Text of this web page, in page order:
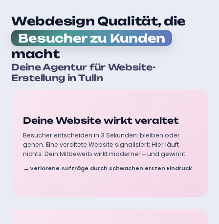
Webdesign Qualität, die
Besucher zu Kunden
macht
Deine Agentur für Website-
Erstellung in Tulln
Ohne professionelle Betreuung:
Deine Website wirkt veraltet
Besucher entscheiden in 3 Sekunden: bleiben oder
gehen. Eine veraltete Website signalisiert: Hier läuft
nichts. Dein Mitbewerb wirkt moderner – und gewinnt.
Verlorene Aufträge durch schwachen ersten Eindruck